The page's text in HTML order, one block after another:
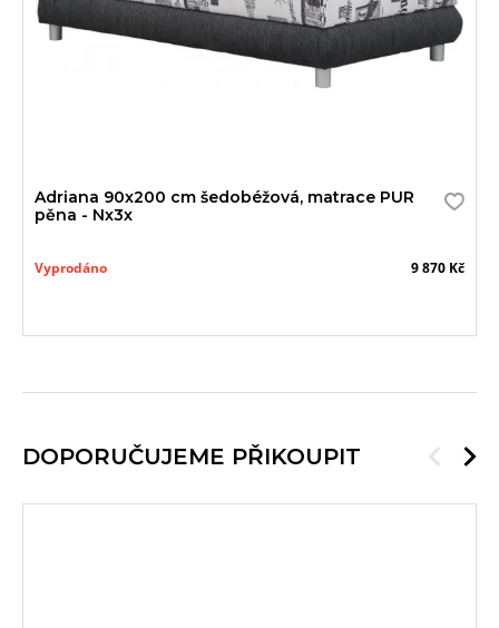
Adriana 90x200 cm šedobéžová, matrace PUR
pěna - Nx3x
Vyprodáno 9 870 Kč
DOPORUČUJEME PŘIKOUPIT